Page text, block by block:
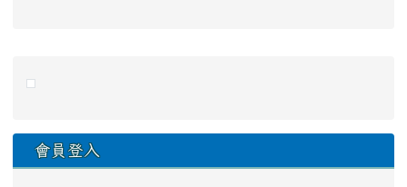
會員登入